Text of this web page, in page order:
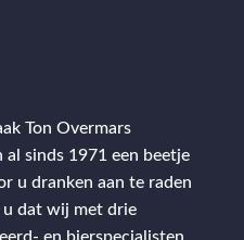
Ton Overmars
sinds 1971 een beetje
u dranken aan te raden
dat wij met drie
en bierspecialisten